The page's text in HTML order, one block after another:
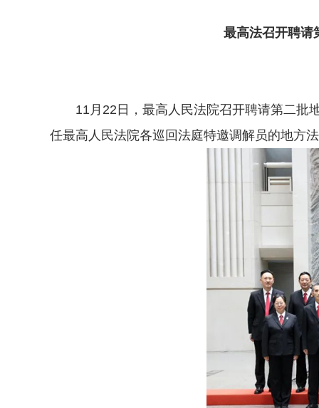
最高法召开聘请
11月22日，最高人民法院召开聘请第二批地
任最高人民法院各巡回法庭特邀调解员的地方